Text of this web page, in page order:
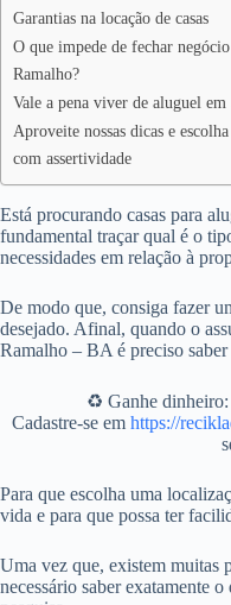
Garantias na locação de casas
O que impede de fechar
Ramalho?
Vale a pena viver de aluguel
Aproveite nossas dicas e
com assertividade
Está procurando casas para
fundamental traçar qual é o
necessidades em relação à
De modo que, consiga fazer
desejado. Afinal, quando o
Ramalho – BA é preciso
♻️ Ganhe
Cadastre-se em https://
Para que escolha uma
vida e para que possa ter
Uma vez que, existem muitas
necessário saber exatamente